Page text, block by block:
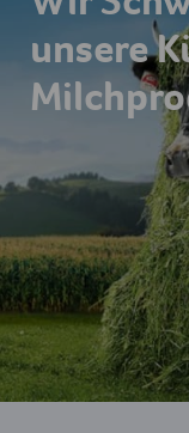
unsere